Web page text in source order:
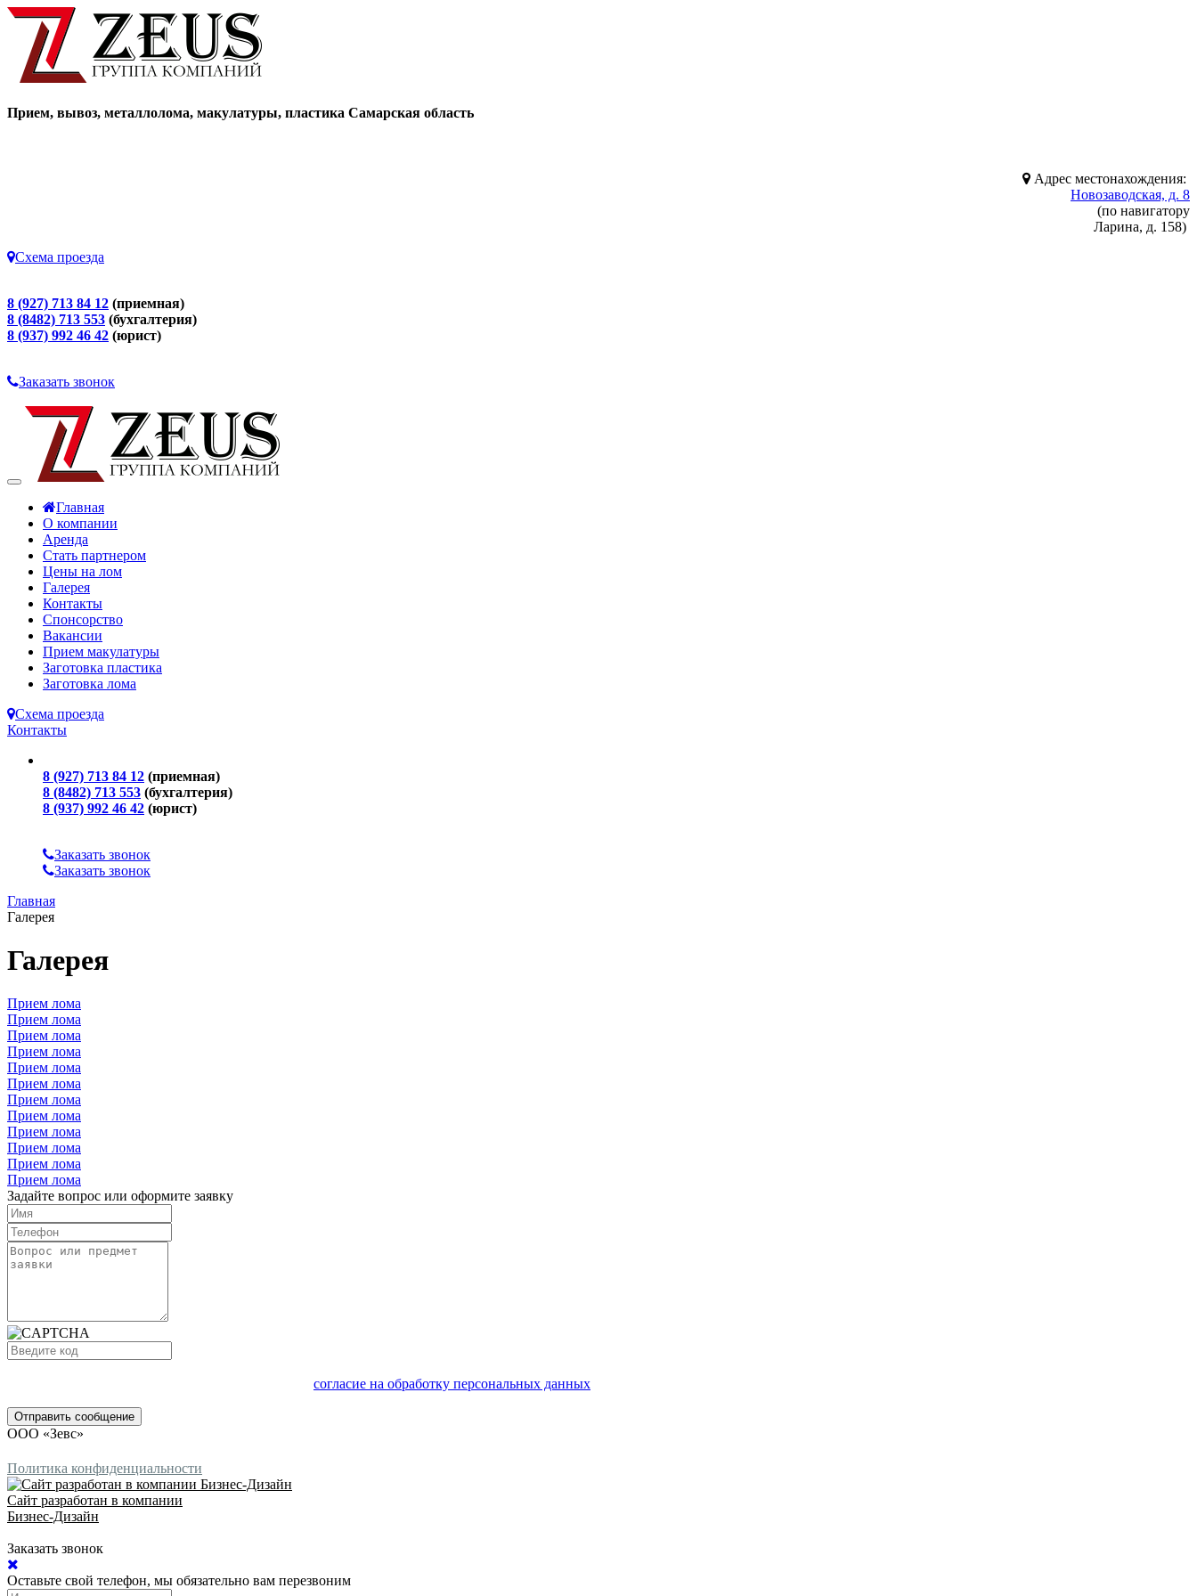
Прием, вывоз, металлолома, макулатуры, пластика Самарская область
Адрес местонахождения:
Новозаводская, д. 8
(по навигатору
Ларина, д. 158)
Схема проезда
8 (927) 713 84 12 (приемная)
8 (8482) 713 553 (бухгалтерия)
8 (937) 992 46 42 (юрист)
Заказать звонок
Главная
О компании
Аренда
Стать партнером
Цены на лом
Галерея
Контакты
Спонсорство
Вакансии
Прием макулатуры
Заготовка пластика
Заготовка лома
Схема проезда
Контакты
8 (927) 713 84 12 (приемная)
8 (8482) 713 553 (бухгалтерия)
8 (937) 992 46 42 (юрист)
Заказать звонок
Заказать звонок
Главная
Галерея
Галерея
Прием лома
Прием лома
Прием лома
Прием лома
Прием лома
Прием лома
Прием лома
Прием лома
Прием лома
Прием лома
Прием лома
Прием лома
Задайте вопрос или оформите заявку
согласие на обработку персональных данных
Отправить сообщение
ООО «Зевс»
Политика конфиденциальности
Сайт разработан в компании
Бизнес-Дизайн
Заказать звонок
Оставьте свой телефон, мы обязательно вам перезвоним